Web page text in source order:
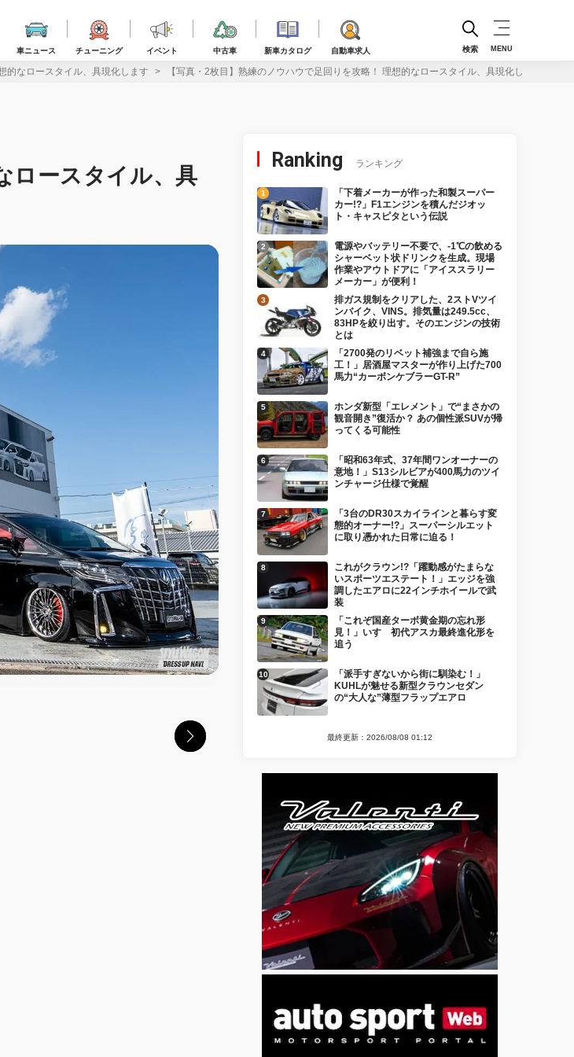
車ニュース チューニング イベント 中古車 新車カタログ 自動車求人 検索 MENU
的なロースタイル、具現化します 【写真・2枚目】熟練のノウハウで足回りを攻略！ 理想的なロースタイル、具現化します
ロースタイル、具
Ranking ランキング
「下着メーカーが作った和製スーパー
カー!?」F1エンジンを積んだジオッ
ト・キャスピタという伝説
電源やバッテリー不要で、-1℃の飲める
シャーベット状ドリンクを生成。現場
作業やアウトドアに「アイススラリー
メーカー」が便利！
排ガス規制をクリアした、2ストVツイ
ンバイク、VINS。排気量は249.5cc、
83HPを絞り出す。そのエンジンの技術
とは
「2700発のリベット補強まで自ら施
工！」居酒屋マスターが作り上げた700
馬力“カーボンケブラーGT-R”
ホンダ新型「エレメント」で“まさかの
観音開き”復活か？ あの個性派SUVが帰
ってくる可能性
「昭和63年式、37年間ワンオーナーの
意地！」S13シルビアが400馬力のツイ
ンチャージ仕様で覚醒
「3台のDR30スカイラインと暮らす変
態的オーナー!?」スーパーシルエット
に取り憑かれた日常に迫る！
これがクラウン!?「躍動感がたまらな
いスポーツエステート！」エッジを強
調したエアロに22インチホイールで武
装
「これぞ国産ターボ黄金期の忘れ形
見！」いすゞ初代アスカ最終進化形を
追う
「派手すぎないから街に馴染む！」
KUHLが魅せる新型クラウンセダン
の“大人な”薄型フラップエアロ
最終更新：2026/08/08 01:12